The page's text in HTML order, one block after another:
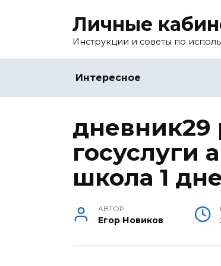
Личные
Инструкции и советы по
Интересное
дневник29
госуслуги
школа 1
АВТОР
Егор Новиков